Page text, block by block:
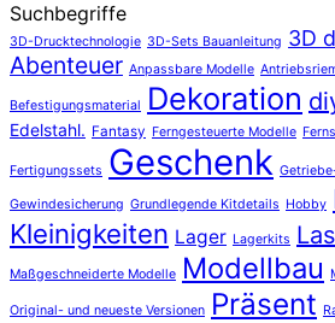
Suchbegriffe
3D-Drucktechnologie 3D-Sets Bauanleitung 3D
Abenteuer Anpassbare Modelle
Befestigungsmaterial Dekoration
Edelstahl. Fantasy Ferngesteuerte Modelle
Fertigungssets Geschenk
Gewindesicherung Grundlegende Kitdetails Hobby
Kleinigkeiten Lager Lagerkits
Maßgeschneiderte Modelle Modellbau
Original- und neueste Versionen Präsent